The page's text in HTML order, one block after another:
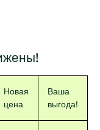
Новая
цена
Ваша
выгода!